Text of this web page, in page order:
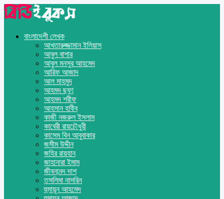
বাংলাদেশী লেখক
আখতারুজ্জামান ইলিয়াস
আবুল বাশার
আবুল মনসুর আহমেদ
আরিফ আজাদ
আল মাহমুদ
আহমদ ছফা
আহমদ শরীফ
আহসান হাবীব
কাজী নজরুল ইসলাম
কাবেরী রায়চৌধুরী
কাসেম বিন আবুবাকার
জসীম উদ্দীন
জহির রায়হান
জাহানারা ইমাম
জীবনানন্দ দাশ
তসলিমা নাসরিন
হুমায়ূন আহমেদ